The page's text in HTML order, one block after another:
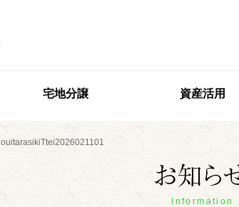
宅地分譲 資産活用
Information